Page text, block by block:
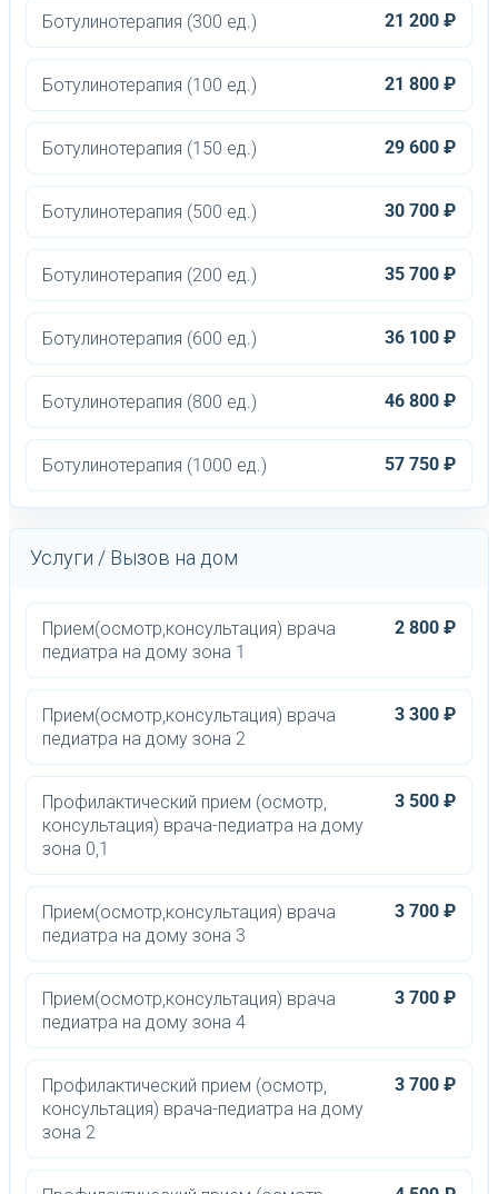
Ботулинотерапия (300 ед.) 21 200 ₽
Ботулинотерапия (100 ед.) 21 800 ₽
Ботулинотерапия (150 ед.) 29 600 ₽
Ботулинотерапия (500 ед.) 30 700 ₽
Ботулинотерапия (200 ед.) 35 700 ₽
Ботулинотерапия (600 ед.) 36 100 ₽
Ботулинотерапия (800 ед.) 46 800 ₽
Ботулинотерапия (1000 ед.) 57 750 ₽
Услуги / Вызов на дом
Прием(осмотр,консультация) врача
педиатра на дому зона 1
2 800 ₽
Прием(осмотр,консультация) врача
педиатра на дому зона 2
3 300 ₽
Профилактический прием (осмотр,
консультация) врача-педиатра на дому
зона 0,1
3 500 ₽
Прием(осмотр,консультация) врача
педиатра на дому зона 3
3 700 ₽
Прием(осмотр,консультация) врача
педиатра на дому зона 4
3 700 ₽
Профилактический прием (осмотр,
консультация) врача-педиатра на дому
зона 2
3 700 ₽